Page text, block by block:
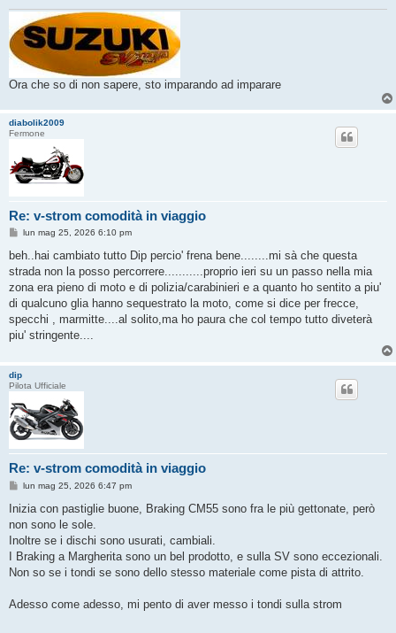
Ora che so di non sapere, sto imparando ad imparare
diabolik2009
Fermone
Re: v-strom comodità in viaggio
M
s
a
g
o
lun mag 25, 2026 6:10 pm
beh..hai cambiato tutto Dip percio' frena bene........mi sà che questa
strada non la posso percorrere...........proprio ieri su un passo nella mia
zona era pieno di moto e di polizia/carabinieri e a quanto ho sentito a piu'
di qualcuno glia hanno sequestrato la moto, come si dice per frecce,
specchi , marmitte....al solito,ma ho paura che col tempo tutto diveterà
piu' stringente....
dip
Pilota Ufficiale
Re: v-strom comodità in viaggio
M
s
a
g
i
o
lun mag 25, 2026 6:47 pm
Inizia con pastiglie buone, Braking CM55 sono fra le più gettonate, però
non sono le sole.
Inoltre se i dischi sono usurati, cambiali.
I Braking a Margherita sono un bel prodotto, e sulla SV sono eccezionali.
Non so se i tondi se sono dello stesso materiale come pista di attrito.
Adesso come adesso, mi pento di aver messo i tondi sulla strom